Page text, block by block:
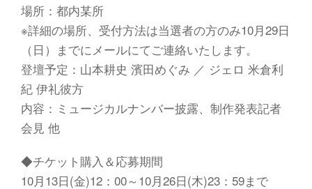
場所：都内某所
※詳細の場所、受付方法は当選者の方のみ10月29日
（日）までにメールにてご連絡いたします。
登壇予定：山本耕史 濱田めぐみ ／ ジェロ 米倉利
紀 伊礼彼方
内容：ミュージカルナンバー披露、制作発表記者
会見 他
◆チケット購入＆応募期間
10月13日(金)12：00～10月26日(木)23：59まで